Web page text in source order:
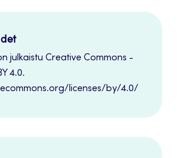
julkaistu Creative Commons -
4.0.
licenses/by/4.0/